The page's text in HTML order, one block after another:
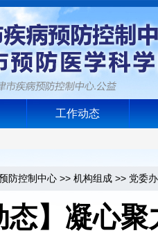
工作动态
防控制中心 >> 机构组成 >> 党委
态】凝心